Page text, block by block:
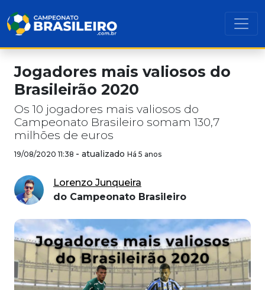
Jogadores mais valiosos do
Brasileirão 2020
Os 10 jogadores mais valiosos do
Campeonato Brasileiro somam 130,7
milhões de euros
19/08/2020 11:38 - atualizado Há 5 anos
Lorenzo Junqueira
do Campeonato Brasileiro